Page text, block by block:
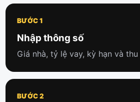
BƯỚC 1
Nhập thông số
Giá nhà, tỷ lệ vay, kỳ hạn và thu
BƯỚC 2